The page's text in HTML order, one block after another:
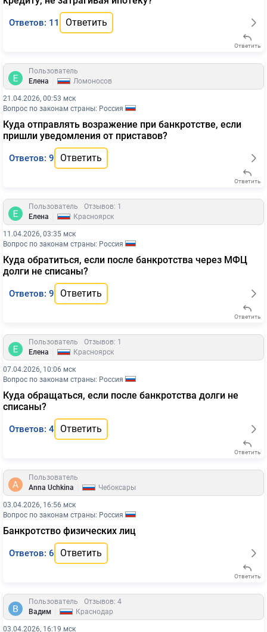
Ответов: 11 Ответить
Ответить
Пользователь
Елена
Ломоносов
21.04.2026, 00:53 мск
Вопрос по законам страны: Россия
Куда отправлять возражение при банкротстве, если
пришли уведомления от приставов?
Ответов: 9 Ответить
Ответить
Пользователь
Отзывов: 1
Елена
Красноярск
11.04.2026, 03:35 мск
Вопрос по законам страны: Россия
Куда обратиться, если после банкротства через МФЦ
долги не списаны?
Ответов: 9 Ответить
Ответить
Пользователь
Отзывов: 1
Елена
Красноярск
07.04.2026, 10:06 мск
Вопрос по законам страны: Россия
Куда обращаться, если после банкротства долги не
списаны?
Ответов: 4 Ответить
Ответить
Пользователь
Anna Uchkina
Чебоксары
03.04.2026, 16:56 мск
Вопрос по законам страны: Россия
Банкротство физических лиц
Ответов: 6 Ответить
Ответить
Пользователь
Отзывов: 4
Вадим
Краснодар
03.04.2026, 16:19 мск